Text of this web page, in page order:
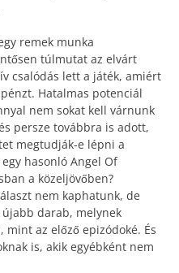
remek munka
túlmutat az elvárt
csalódás lett a játék, amiért
Hatalmas potenciál
nem sokat kell várnunk
persze továbbra is adott,
megtudják-e lépni a
hasonló Angel Of
a közeljövőben?
nem kaphatunk, de
darab, melynek
mint az előző epizódoké. És
is, akik egyébként nem